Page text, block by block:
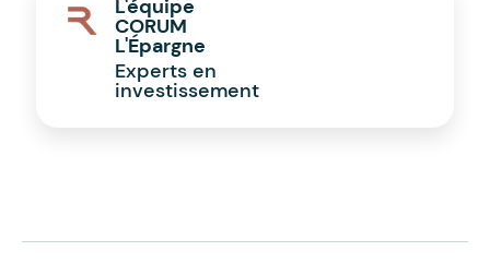
L'équipe
CORUM
L'Épargne
Experts en
investissement